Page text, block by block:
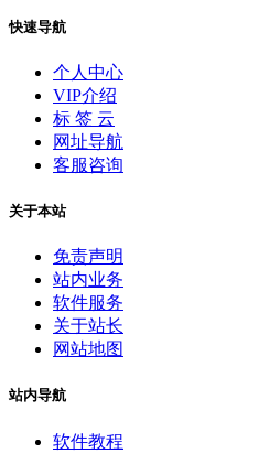
快速导航
个人中心
VIP介绍
标 签 云
网址导航
客服咨询
关于本站
免责声明
站内业务
软件服务
关于站长
网站地图
站内导航
软件教程